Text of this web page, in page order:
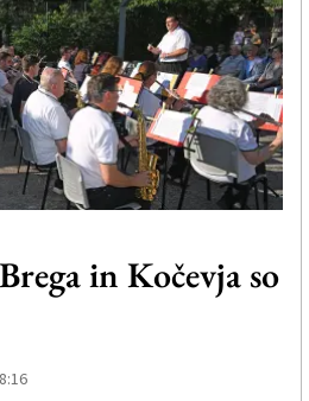
in Kočevja so